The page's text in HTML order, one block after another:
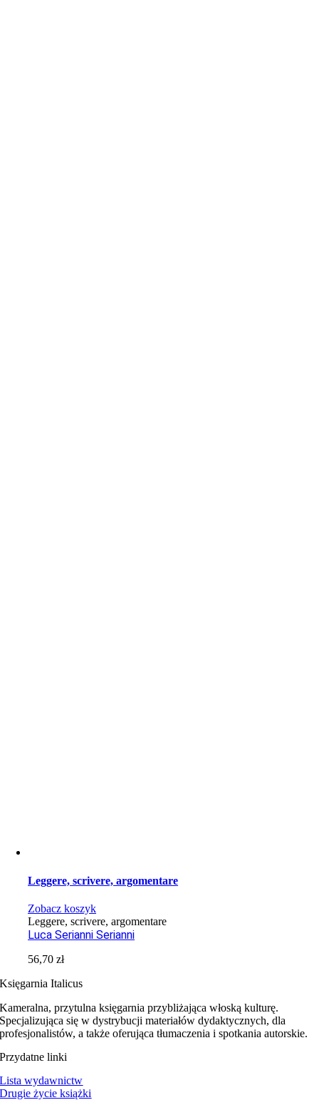
Leggere, scrivere, argomentare
Zobacz koszyk
Leggere, scrivere, argomentare
Luca Serianni Serianni
56,70zł
Księgarnia Italicus
Kameralna, przytulna księgarnia przybliżająca włoską kulturę.
Specjalizująca się w dystrybucji materiałów dydaktycznych, dla
profesjonalistów, a także oferująca tłumaczenia i spotkania autorskie.
Przydatne linki
Lista wydawnictw
Drugie życie książki